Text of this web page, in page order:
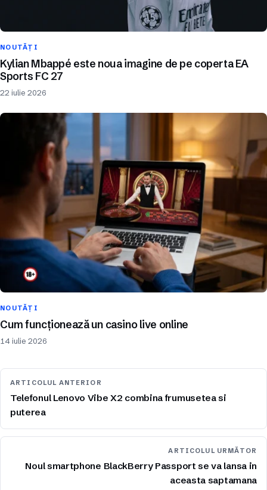
NOUTĂȚI
Kylian Mbappé este noua imagine de pe coperta EA
Sports FC 27
22 iulie 2026
NOUTĂȚI
Cum funcționează un casino live online
14 iulie 2026
ARTICOLUL ANTERIOR
Telefonul Lenovo Vibe X2 combina frumusetea si
puterea
ARTICOLUL URMĂTOR
Noul smartphone BlackBerry Passport se va lansa in
aceasta saptamana